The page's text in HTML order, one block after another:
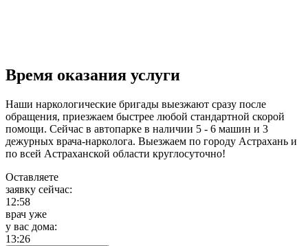
Время оказания услуги
Наши наркологические бригады выезжают сразу после
обращения, приезжаем быстрее любой стандартной скорой
помощи. Сейчас в автопарке в наличии 5 - 6 машин и 3
дежурных врача-нарколога. Выезжаем по городу Астрахань и
по всей Астраханской области круглосуточно!
Оставляете
заявку сейчас:
12:58
врач уже
у вас дома:
13:26